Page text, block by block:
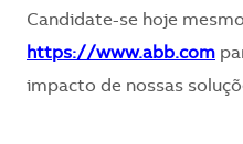
Candidate-se hoje
https://www.abb.com
impacto de nossas